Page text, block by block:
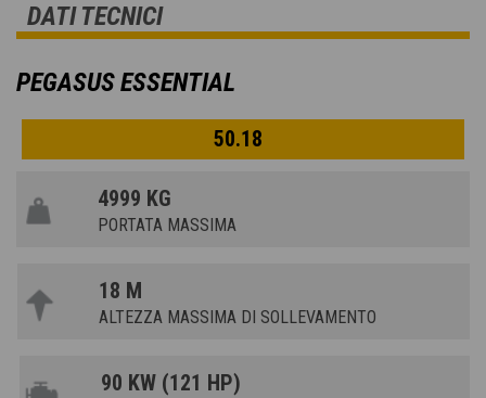
DATI TECNICI
PEGASUS ESSENTIAL
50.18
4999 KG
PORTATA MASSIMA
18 M
ALTEZZA MASSIMA DI SOLLEVAMENTO
90 KW (121 HP)